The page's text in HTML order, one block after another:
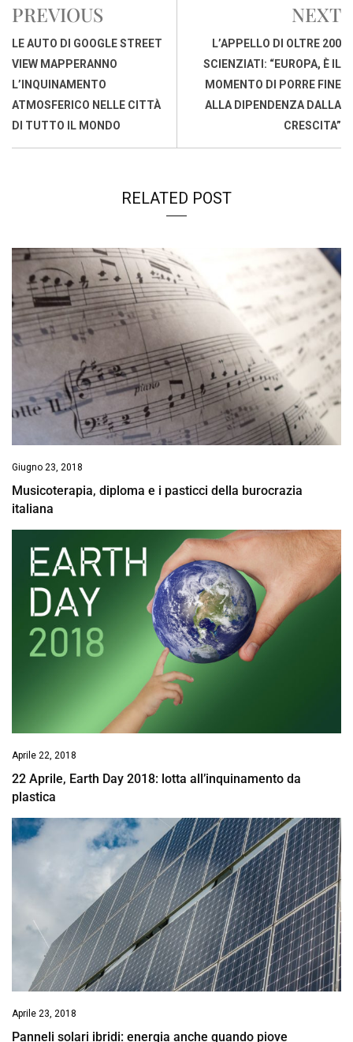
o
o
k
A
p
p
I
n
s
PREVIOUS
LE AUTO DI GOOGLE STREET
VIEW MAPPERANNO
L’INQUINAMENTO
ATMOSFERICO NELLE CITTÀ
DI TUTTO IL MONDO
NEXT
L’APPELLO DI OLTRE 200
SCIENZIATI: “EUROPA, È IL
MOMENTO DI PORRE FINE
ALLA DIPENDENZA DALLA
CRESCITA”
RELATED POST
Giugno 23, 2018
Musicoterapia, diploma e i pasticci della burocrazia
italiana
Aprile 22, 2018
22 Aprile, Earth Day 2018: lotta all’inquinamento da
plastica
Aprile 23, 2018
Panneli solari ibridi: energia anche quando piove